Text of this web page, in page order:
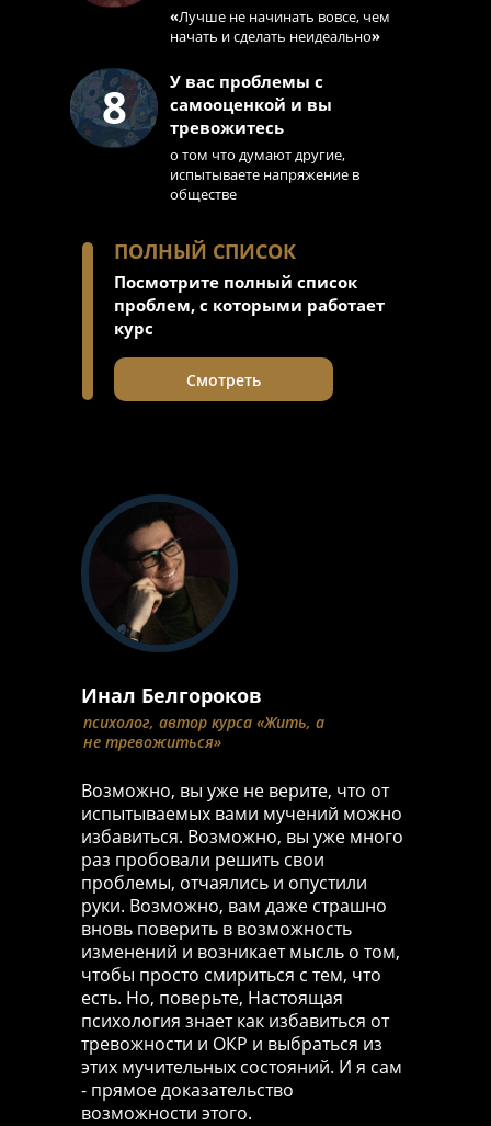
8
Смотреть
«Лучше не начинать вовсе, чем
начать и сделать неидеально»
о том что думают другие,
испытываете напряжение в
обществе
У вас проблемы с
самооценкой и вы
тревожитесь
ПОЛНЫЙ СПИСОК
Посмотрите полный список
проблем, с которыми работает
курс
Возможно, вы уже не верите, что от
испытываемых вами мучений можно
избавиться. Возможно, вы уже много
раз пробовали решить свои
проблемы, отчаялись и опустили
руки. Возможно, вам даже страшно
вновь поверить в возможность
изменений и возникает мысль о том,
чтобы просто смириться с тем, что
есть. Но, поверьте, Настоящая
психология знает как избавиться от
тревожности и ОКР и выбраться из
этих мучительных состояний. И я сам
- прямое доказательство
возможности этого.
Инал Белгороков
психолог, автор курса «Жить, а
не тревожиться»